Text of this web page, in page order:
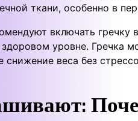
ткани, особенно в
включать гречку
уровне. Гречка
снижение веса без